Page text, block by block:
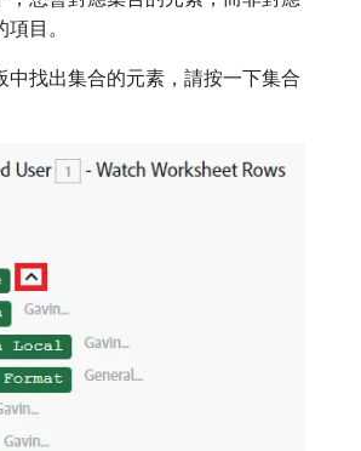
目。
中找出集合的元素，請按一下集合